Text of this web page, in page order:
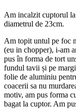
Am incalzit cuptorul
diametrul de 23cm.
Am topit untul pe foc
(eu in chopper), i-am
pus în forma de tort
fundul tavii și pe
folie de aluminiu
coacerii sa nu
motiv, am pus forma
bagat la cuptor. Am